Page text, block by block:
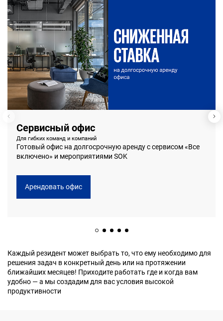
Сервисный офис
Для гибких команд и компаний
Готовый офис на долгосрочную аренду с сервисом «Все
включено» и мероприятиями SOK
Арендовать офис
Каждый резидент может выбрать то, что ему необходимо для
решения задач в конкретный день или на протяжении
ближайших месяцев! Приходите работать где и когда вам
удобно — а мы создадим для вас условия высокой
продуктивности